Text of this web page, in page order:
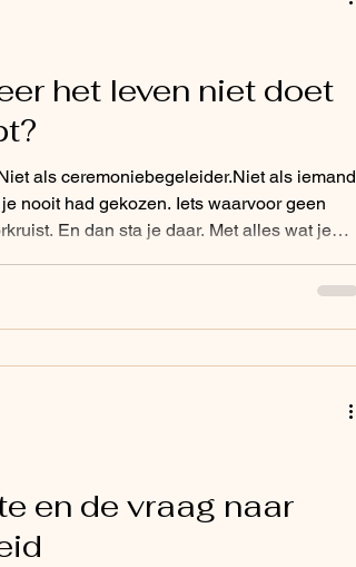
het leven niet doet
als ceremoniebegeleider.Niet als iemand
nooit had gekozen. Iets waarvoor geen
En dan sta je daar. Met alles wat je
en de vraag naar